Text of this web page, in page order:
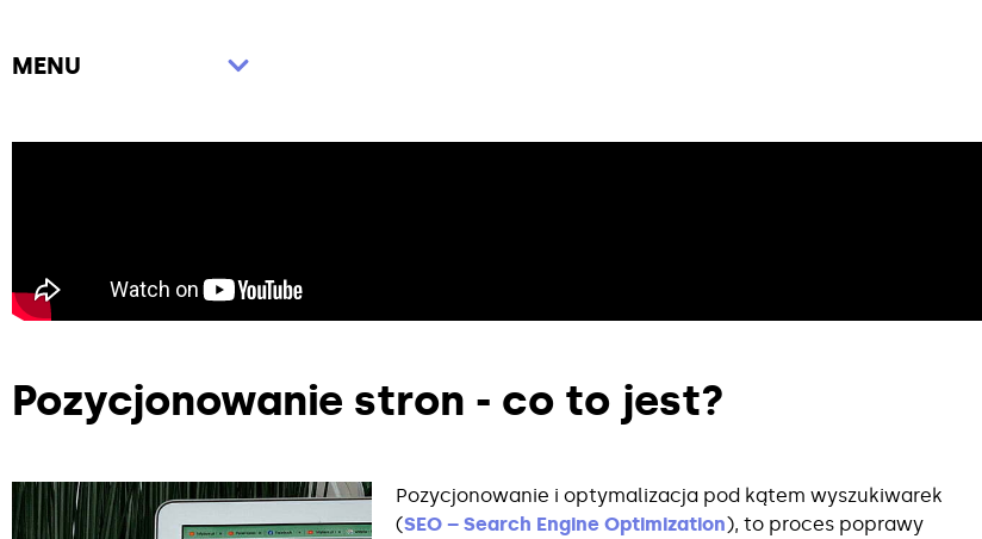
MENU
Pozycjonowanie stron - co to jest?
Pozycjonowanie i optymalizacja pod kątem wyszukiwarek
(SEO – Search Engine Optimization), to proces poprawy